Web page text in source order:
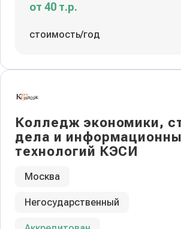
от 40 т.р.
стоимость/год
Колледж экономики,
дела и
технологий КЭСИ
Москва
Негосударственный